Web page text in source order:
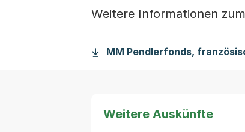
Weitere Informationen
MM Pendlerfonds,
Weitere Auskünfte